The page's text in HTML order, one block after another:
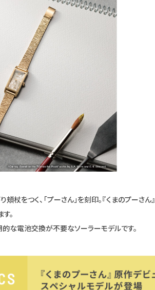
頬杖をつく、「プーさん」を刻印。『くまのプー
。
な電池交換が不要なソーラーモデルです。